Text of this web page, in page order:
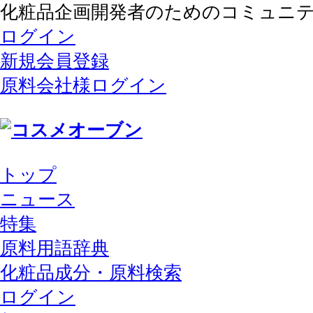
化粧品企画開発者のためのコミュニ
ログイン
新規会員登録
原料会社様ログイン
トップ
ニュース
特集
原料用語辞典
化粧品成分・原料検索
ログイン